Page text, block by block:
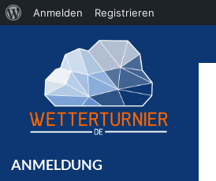
ANMELDUNG
Über
Anmelden Registrieren